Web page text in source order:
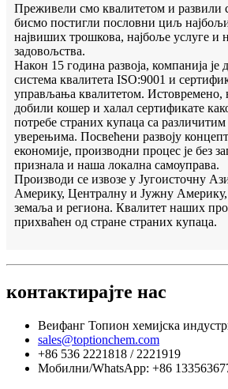
Преживели смо квалитетом и развили
бисмо постигли пословни циљ
највиших трошкова, најбоље услуге и
задовољства.
Након 15 година развоја, компанија је
система квалитета ISO:9001 и
управљања квалитетом. Истовремено,
добили кошер и халал сертификате
потребе страних купаца са
уверењима. Посвећени развоју
економије, производни процес је без
признала и наша локална самоуправа.
Производи се извозе у Југоисточну
Америку, Централну и Јужну
земаља и региона. Квалитет наших
прихваћен од стране страних купаца.
контактирајте нас
Веифанг Топион хемијска
sales@toptionchem.com
+86 536 2221818 / 2221919
Мобилни/WhatsApp: +86